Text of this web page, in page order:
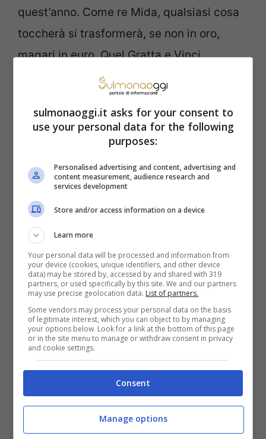
quest’anno. Come re Mida, qualsiasi cosa
toccherà si trasformerà, se non in oro,
magari in euro. Quel Gratta e Vinci
comprato d’istinto, quel terno giocato al
Lotto, quella scommessa calcistica
potrebbero regalare, insomma, piacevoli
sorprese alla Vergine.
Ecco chi saranno gli altri 2
segni che inizieranno
maggio alla grande grazie
a Plutone retrogrado
Plutone retrogrado dal 2 maggio colmerà
di fortuna il destino anche del Toro.
Soprattutto, in amore. Le nubi che avevano
avvolto, pericolosamente, ilfuturodi una
relazione, finalmente se ne andranno
regalando raggi di sole e certezze.
Insomma, si può ripartire alla grande.
sulmonaoggi.it asks for your consent to
use your personal data for the following
purposes:
Personalised advertising and content, advertising and
content measurement, audience research and
services development
Store and/or access information on a device
Learn more
Your personal data will be processed and information from
your device (cookies, unique identifiers, and other device
data) may be stored by, accessed by and shared with 319
partners, or used specifically by this site. We and our partners
may use precise geolocation data. List of partners.
Some vendors may process your personal data on the basis
of legitimate interest, which you can object to by managing
your options below. Look for a link at the bottom of this page
or in the site menu to manage or withdraw consent in privacy
and cookie settings.
Consent
Manage options